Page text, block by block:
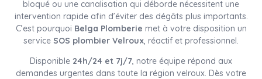
bloqué ou une canalisation qui déborde nécessitent une
intervention rapide afin d’éviter des dégâts plus importants.
C’est pourquoi Belga Plomberie met à votre disposition un
service SOS plombier Velroux, réactif et professionnel.
Disponible 24h/24 et 7j/7, notre équipe répond aux
demandes urgentes dans toute la région velroux. Dès votre